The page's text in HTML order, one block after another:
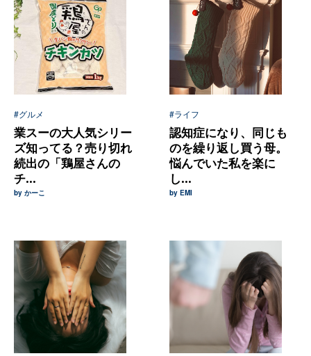
#グルメ
業スーの大人気シリー
ズ知ってる？売り切れ
続出の「鶏屋さんの
チ...
by かーこ
#ライフ
認知症になり、同じも
のを繰り返し買う母。
悩んでいた私を楽に
し...
by EMI